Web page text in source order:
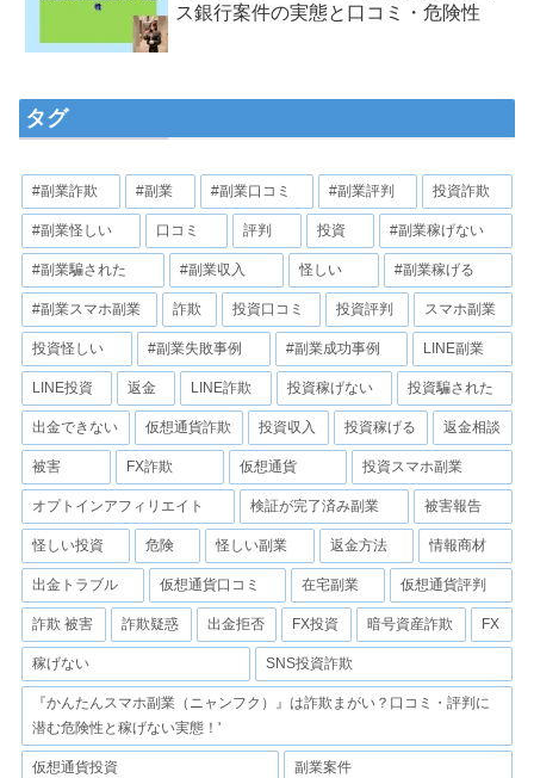
ス銀行案件の実態と口コミ・危険性
タグ
#副業詐欺 #副業 #副業口コミ #副業評判 投資詐欺
#副業怪しい 口コミ 評判 投資 #副業稼げない
#副業騙された #副業収入 怪しい #副業稼げる
#副業スマホ副業 詐欺 投資口コミ 投資評判 スマホ副業
投資怪しい #副業失敗事例 #副業成功事例 LINE副業
LINE投資 返金 LINE詐欺 投資稼げない 投資騙された
出金できない 仮想通貨詐欺 投資収入 投資稼げる 返金相談
被害 FX詐欺 仮想通貨 投資スマホ副業
オプトインアフィリエイト 検証が完了済み副業 被害報告
怪しい投資 危険 怪しい副業 返金方法 情報商材
出金トラブル 仮想通貨口コミ 在宅副業 仮想通貨評判
詐欺 被害 詐欺疑惑 出金拒否 FX投資 暗号資産詐欺 FX
稼げない SNS投資詐欺
『かんたんスマホ副業（ニャンフク）』は詐欺まがい？口コミ・評判に
潜む危険性と稼げない実態！'
仮想通貨投資 副業案件